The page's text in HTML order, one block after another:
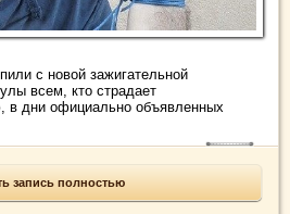
с новой зажигательной
всем, кто страдает
в дни официально объявленных
запись полностью